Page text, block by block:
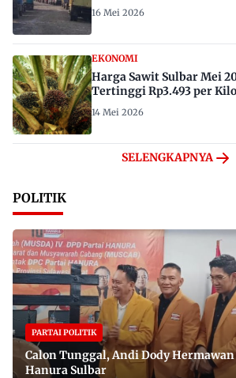
16 Mei 2026
EKONOMI
Harga Sawit Sulbar Mei
Tertinggi Rp3.493 per
14 Mei 2026
SELENGKAPNYA
POLITIK
PARTAI POLITIK
Calon Tunggal, Andi Dody
Hanura Sulbar